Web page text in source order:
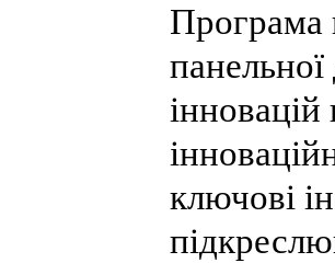
Програма
ключові